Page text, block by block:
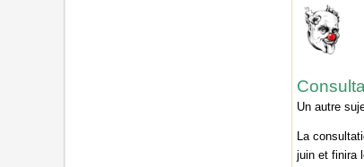
Un autre
La
juin et finira